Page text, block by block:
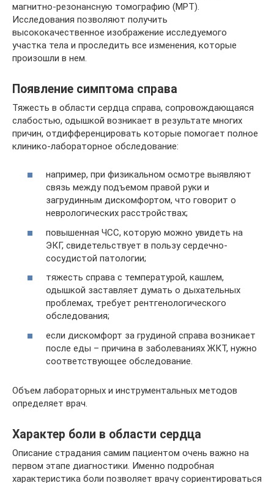
магнитно-резонансную томографию (МРТ).
Исследования позволяют получить
высококачественное изображение исследуемого
участка тела и проследить все изменения, которые
произошли в нем.
Появление симптома справа
Тяжесть в области сердца справа, сопровождающаяся
слабостью, одышкой возникает в результате многих
причин, отдифференцировать которые помогает полное
клинико-лабораторное обследование:
например, при физикальном осмотре выявляют
связь между подъемом правой руки и
загрудинным дискомфортом, что говорит о
неврологических расстройствах;
повышенная ЧСС, которую можно увидеть на
ЭКГ, свидетельствует в пользу сердечно-
сосудистой патологии;
тяжесть справа с температурой, кашлем,
одышкой заставляет думать о дыхательных
проблемах, требует рентгенологического
обследования;
если дискомфорт за грудиной справа возникает
после еды – причина в заболеваниях ЖКТ, нужно
соответствующее обследование.
Объем лабораторных и инструментальных методов
определяет врач.
Характер боли в области сердца
Описание страдания самим пациентом очень важно на
первом этапе диагностики. Именно подробная
характеристика боли позволяет врачу сориентироваться